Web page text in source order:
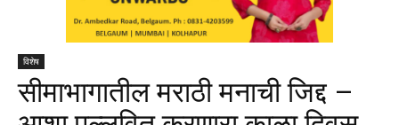
विशेष
सीमाभागातील मराठी मनाची जिद्द –